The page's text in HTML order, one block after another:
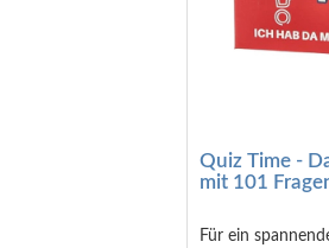
Quiz Time -
mit 101
Für ein